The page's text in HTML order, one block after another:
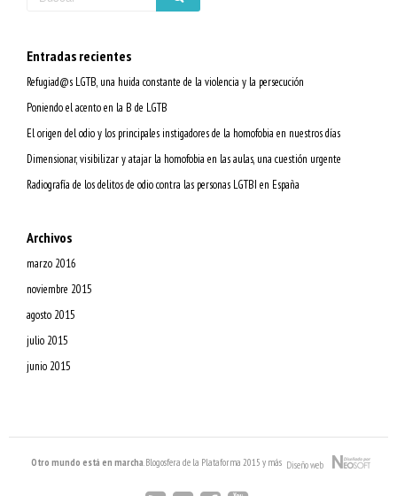
Entradas recientes
Refugiad@s LGTB, una huida constante de la violencia y la persecución
Poniendo el acento en la B de LGTB
El origen del odio y los principales instigadores de la homofobia en nuestros días
Dimensionar, visibilizar y atajar la homofobia en las aulas, una cuestión urgente
Radiografía de los delitos de odio contra las personas LGTBI en España
Archivos
marzo 2016
noviembre 2015
agosto 2015
julio 2015
junio 2015
Otro mundo está en marcha. Blogosfera de la Plataforma 2015 y más Diseño web